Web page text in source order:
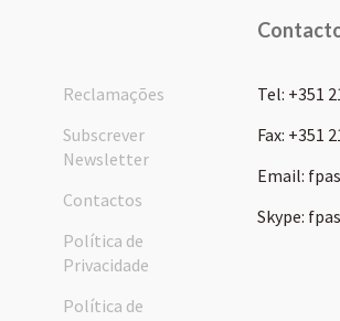
Reclamações
Subscrever
Newsletter
Contactos
Política de
Privacidade
Política de
Tel: +351
Fax: +351
Email:
Skype: